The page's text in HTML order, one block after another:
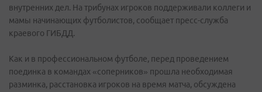
внутренних дел. На трибунах игроков поддерживали коллеги и
мамы начинающих футболистов, сообщает пресс-служба
краевого ГИБДД.
Как и в профессиональном футболе, перед проведением
поединка в командах «соперников» прошла необходимая
разминка, расстановка игроков на время матча, обсуждена